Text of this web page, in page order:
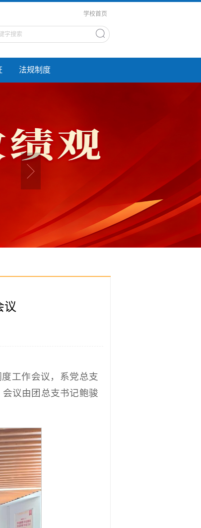
学校首页
法规制度
议
工作会议，系党总支
议由团总支书记鲍骏